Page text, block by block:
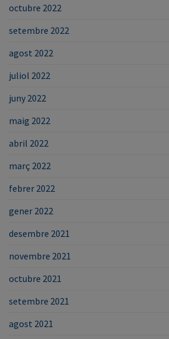
octubre 2022
setembre 2022
agost 2022
juliol 2022
juny 2022
maig 2022
abril 2022
març 2022
febrer 2022
gener 2022
desembre 2021
novembre 2021
octubre 2021
setembre 2021
agost 2021